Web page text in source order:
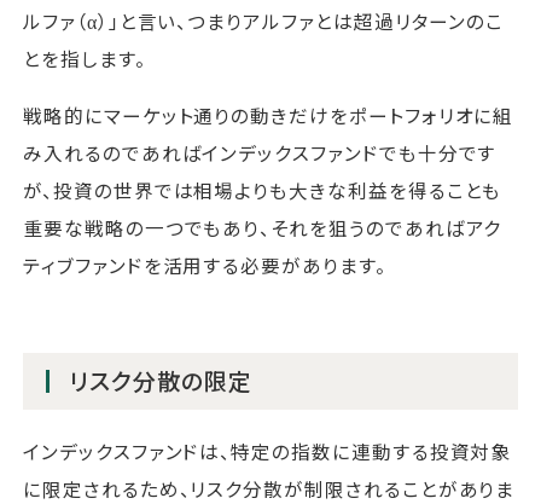
ルファ（α）」と言い、つまりアルファとは超過リターンのこ
とを指します。
戦略的にマーケット通りの動きだけをポートフォリオに組
み入れるのであればインデックスファンドでも十分です
が、投資の世界では相場よりも大きな利益を得ることも
重要な戦略の一つでもあり、それを狙うのであればアク
ティブファンドを活用する必要があります。
リスク分散の限定
インデックスファンドは、特定の指数に連動する投資対象
に限定されるため、リスク分散が制限されることがありま